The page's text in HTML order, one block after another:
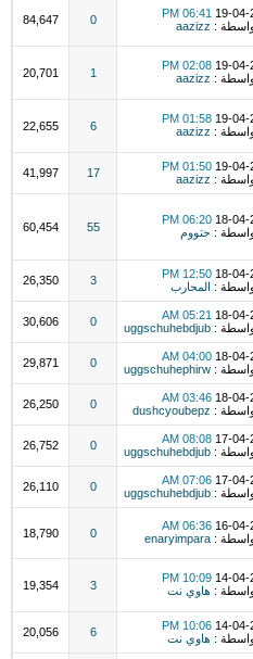
19-04-
06:41 PM
:
aazizz
0
84,647
19-04-
02:08 PM
:
aazizz
1
20,701
19-04-
01:58 PM
:
aazizz
6
22,655
19-04-
01:50 PM
:
aazizz
17
41,997
18-04-
06:20 PM
: حتووم 55
60,454
18-04-
12:50 PM
:
المحارب 3
26,350
18-04-
05:21 AM
:
uggschuhebdjub
0
30,606
18-04-
04:00 AM
:
uggschuhephirw
0
29,871
18-04-
03:46 AM
:
dushcyoubepz
0
26,250
17-04-
08:08 AM
:
uggschuhebdjub
0
26,752
17-04-
07:06 AM
:
uggschuhebdjub
0
26,110
16-04-
06:36 AM
:
enaryimpara
0
18,790
14-04-
10:09 PM
: هاوي نت 3
19,354
14-04-
10:06 PM
: هاوي نت 6
20,056